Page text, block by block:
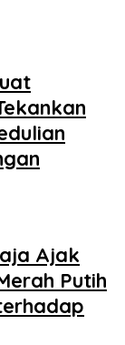
Ajak
Putih